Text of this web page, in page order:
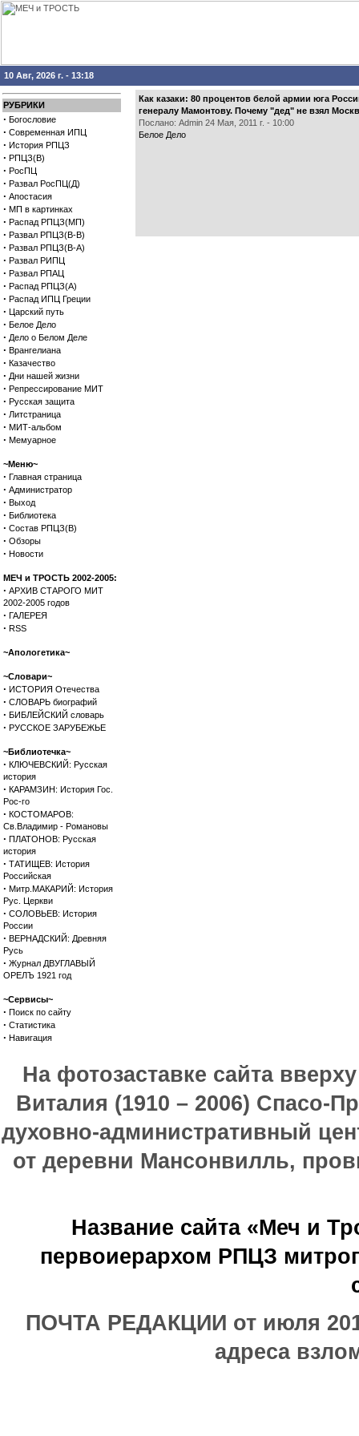
10 Авг, 2026 г. - 13:18
РУБРИКИ
· Богословие
· Современная ИПЦ
· История РПЦЗ
· РПЦЗ(В)
· РосПЦ
· Развал РосПЦ(Д)
· Апостасия
· МП в картинках
· Распад РПЦЗ(МП)
· Развал РПЦЗ(В-В)
· Развал РПЦЗ(В-А)
· Развал РИПЦ
· Развал РПАЦ
· Распад РПЦЗ(А)
· Распад ИПЦ Греции
· Царский путь
· Белое Дело
· Дело о Белом Деле
· Врангелиана
· Казачество
· Дни нашей жизни
· Репрессирование МИТ
· Русская защита
· Литстраница
· МИТ-альбом
· Мемуарное
~Меню~
· Главная страница
· Администратор
· Выход
· Библиотека
· Состав РПЦЗ(В)
· Обзоры
· Новости
МЕЧ и ТРОСТЬ 2002-2005:
· АРХИВ СТАРОГО МИТ
2002-2005 годов
· ГАЛЕРЕЯ
· RSS
~Апологетика~
~Словари~
· ИСТОРИЯ Отечества
· СЛОВАРЬ биографий
· БИБЛЕЙСКИЙ словарь
· РУССКОЕ ЗАРУБЕЖЬЕ
~Библиотечка~
· КЛЮЧЕВСКИЙ: Русская
история
· КАРАМЗИН: История Гос.
Рос-го
· КОСТОМАРОВ:
Св.Владимир - Романовы
· ПЛАТОНОВ: Русская
история
· ТАТИЩЕВ: История
Российская
· Митр.МАКАРИЙ: История
Рус. Церкви
· СОЛОВЬЕВ: История
России
· ВЕРНАДСКИЙ: Древняя
Русь
· Журнал ДВУГЛАВЫЙ
ОРЕЛЪ 1921 год
~Сервисы~
· Поиск по сайту
· Статистика
· Навигация
Как казаки: 80 процентов белой армии юга
генералу Мамонтову. Почему "дед" не взял
Послано: Admin 24 Мая, 2011 г. - 10:00
Белое Дело
На фотозаставке сайта
Виталия (1910 – 2006) Спасо-
духовно-административный
от деревни Мансонвилль,
Название сайта «Меч и
первоиерархом РПЦЗ
ПОЧТА РЕДАКЦИИ от июля
адреса